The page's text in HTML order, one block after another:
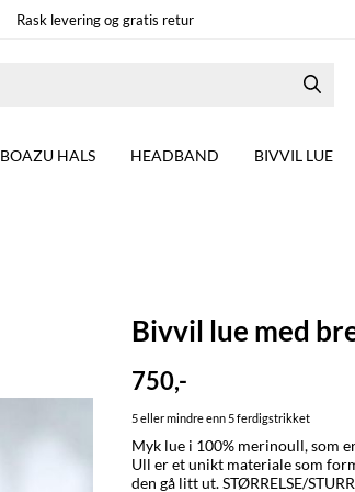
Rask levering og gratis retur
BOAZU HALS HEADBAND BIVVIL LUE
Bivvil lue med
750,-
5 eller mindre enn 5 ferdigstrikket
Myk lue i 100% merinoull, som
Ull er et unikt materiale som
den gå litt ut. STØRRELSE/STURRODAT: Small (ca 54-55 cm) Medium, standard str dame (ca 55-